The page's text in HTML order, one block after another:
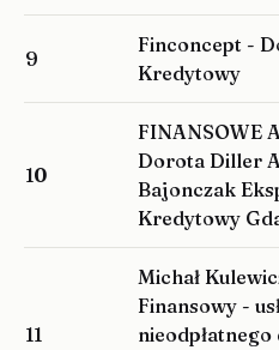
9
Finconcept -
Kredytowy
10
FINANSOWE
Dorota Diller
Bajonczak
Kredytowy
11
Michał
Finansowy -